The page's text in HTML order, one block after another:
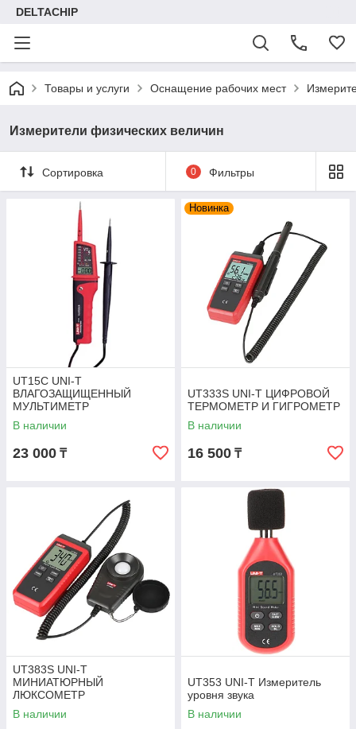
DELTACHIP
Товары и услуги Оснащение рабочих мест
Измерители физических величин
Сортировка 0 Фильтры
UT15C UNI-T
ВЛАГОЗАЩИЩЕННЫЙ
МУЛЬТИМЕТР
В наличии
23 000 ₸
Новинка
UT333S UNI-T ЦИФРОВОЙ
ТЕРМОМЕТР И ГИГРОМЕТР
В наличии
16 500 ₸
UT383S UNI-T
МИНИАТЮРНЫЙ
ЛЮКСОМЕТР
В наличии
UT353 UNI-T Измеритель
уровня звука
В наличии